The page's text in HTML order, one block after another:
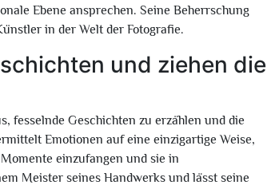
Ebene ansprechen. Seine Beherrschung
in der Welt der Fotografie.
und ziehen die
fesselnde Geschichten zu erzählen und die
Emotionen auf eine einzigartige Weise,
einzufangen und sie in
Meister seines Handwerks und lässt seine